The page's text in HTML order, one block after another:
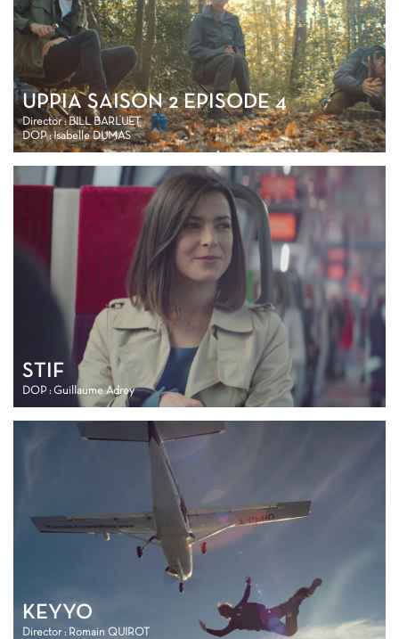
UPPIA SAISON 2 EPISODE 4
Director : BILL BARLUET
DOP : Isabelle DUMAS
STIF
DOP : Guillaume Adrey
KEYYO
Director : Romain QUIROT